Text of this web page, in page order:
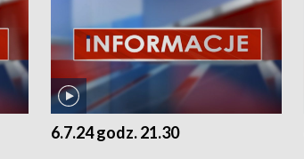
6.7.24 godz. 21.30